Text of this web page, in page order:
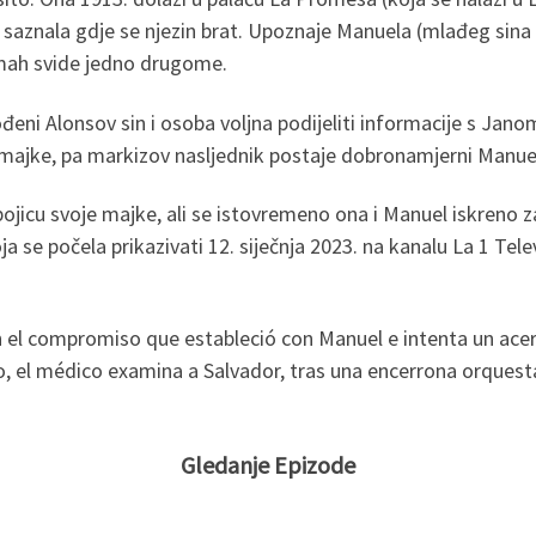
gdje se njezin brat. Upoznaje Manuela (mlađeg
svide jedno drugome.
Alonsov sin i osoba voljna podijeliti informacije s
pa markizov nasljednik postaje dobronamjerni
svoje majke, ali se istovremeno ona i Manuel iskreno
se počela prikazivati 12. siječnja 2023. na kanalu La 1
compromiso que estableció con Manuel e intenta un
médico examina a Salvador, tras una encerrona
Gledanje Epizode